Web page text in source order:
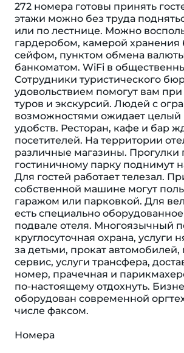
272 номера готовы принять
этажи можно без труда
или по лестнице. Можно
гардеробом, камерой хранения
сейфом, пунктом обмена
банкоматом. WiFi в
Сотрудники туристического
удовольствием помогут вам
туров и экскурсий. Людей с
возможностями ожидает целый
удобств. Ресторан, кафе и бар
посетителей. На территории
различные магазины. Прогулки
гостиничному парку поднимут
Для гостей работает телезал.
собственной машине могут
гаражом или парковкой. Для
есть специально
подвале отеля. Многоязычный
круглосуточная охрана, услуги
за детьми, прокат
сервис, услуги трансфера,
номер, прачечная и
по-настоящему отдохнуть.
оборудован современной
числе факсом.
Номера